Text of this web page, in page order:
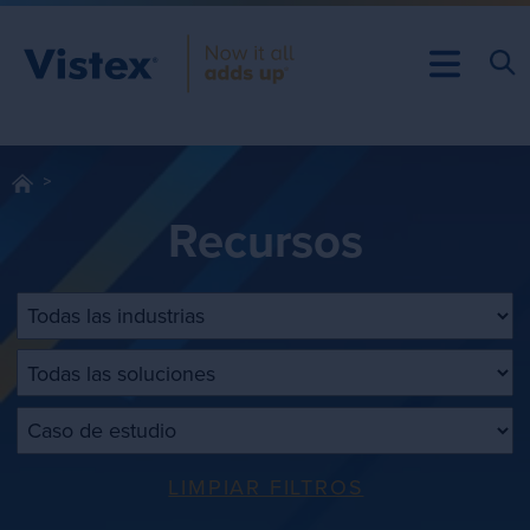
Recursos
Filtrar por industria
Filtrar por solución
Filtrar por tipo de contenido
LIMPIAR FILTROS